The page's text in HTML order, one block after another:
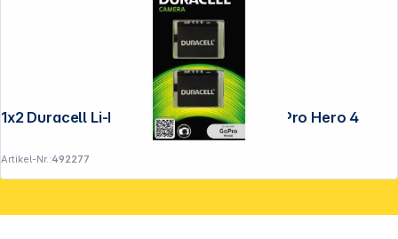
1x2 Duracell Li-Ion Akku 1160mAh für GoPro Hero 4
Artikel-Nr.:492277